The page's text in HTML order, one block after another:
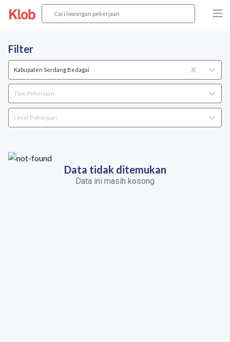
Filter
Kabupaten Serdang Bedagai
Tipe Pekerjaan
Level Pekerjaan
Data tidak ditemukan
Data ini masih kosong